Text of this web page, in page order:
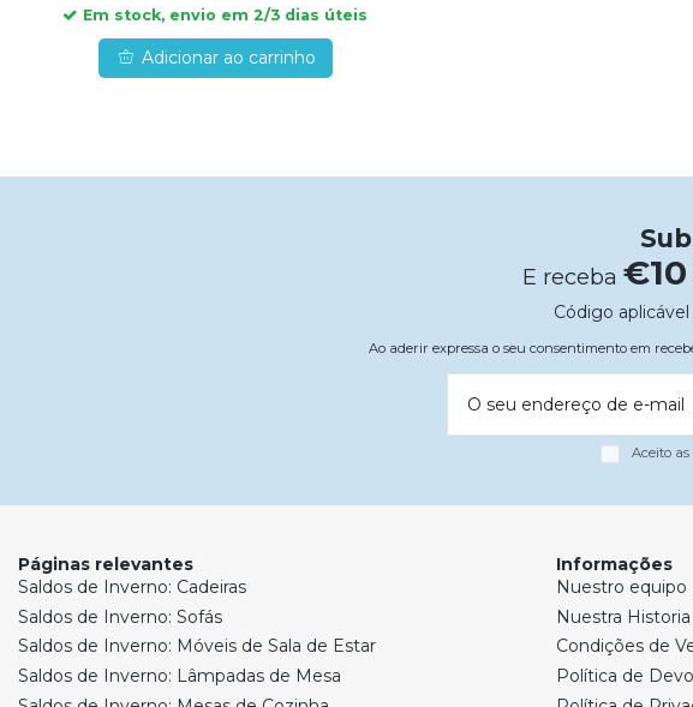
Em stock, envio em 2/3 dias úteis
Adicionar ao carrinho
E receba €10
Código
Ao aderir expressa o seu consentimento em
O seu endereço de e-mail
Aceito
Páginas relevantes
Saldos de Inverno: Cadeiras
Saldos de Inverno: Sofás
Saldos de Inverno: Móveis de Sala de Estar
Saldos de Inverno: Lâmpadas de Mesa
Informações
Nuestro equipo
Nuestra Historia
Condições de
Política de